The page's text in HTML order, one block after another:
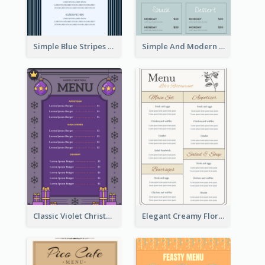
Simple Blue Stripes Patterns Brunch Menu Simple And Modern Christmas Menu Design Template
Classic Violet Christmas Decor Menu Design Idea Elegant Creamy Floral Catering Menu Design